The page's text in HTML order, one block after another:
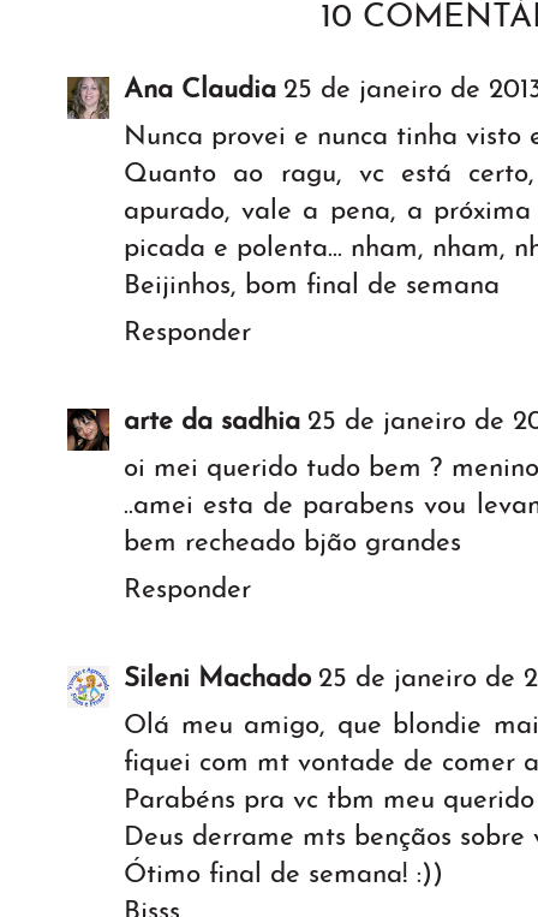
10
Ana Claudia 25 de janeiro de 2013
Nunca provei e nunca tinha visto
Quanto ao ragu, vc está
apurado, vale a pena, a
picada e polenta... nham, nham,
Beijinhos, bom final de semana
Responder
arte da sadhia 25 de janeiro de
oi mei querido tudo bem ?
..amei esta de parabens vou
bem recheado bjão grandes
Responder
Sileni Machado 25 de janeiro de
Olá meu amigo, que blondie
fiquei com mt vontade de comer
Parabéns pra vc tbm meu
Deus derrame mts bençãos sobre
Ótimo final de semana! :))